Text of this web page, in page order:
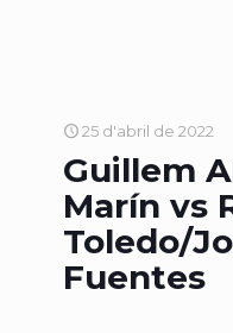
25 d'abril de 2022
Guillem
Marín vs
Toledo/
Fuentes